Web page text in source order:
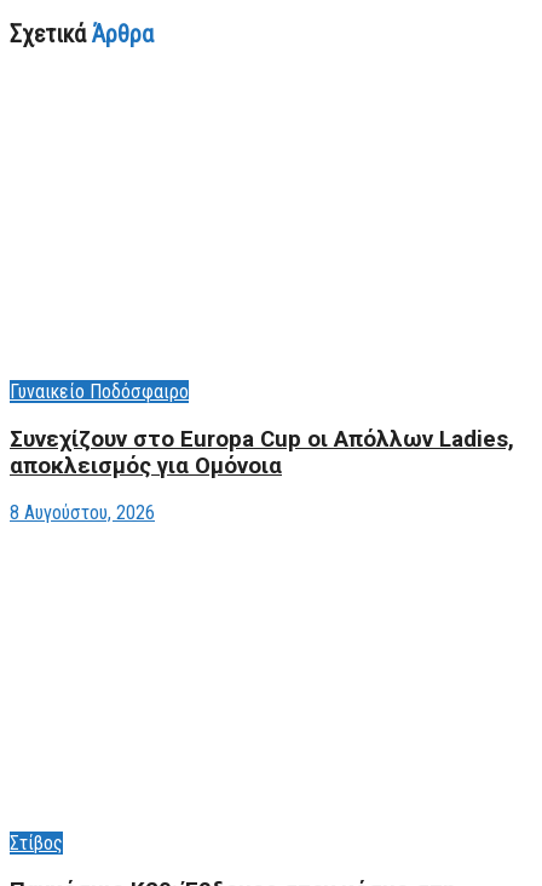
ΣχετικάΆρθρα
Γυναικείο Ποδόσφαιρο
Συνεχίζουν στο Europa Cup οι Aπόλλων Ladies,
αποκλεισμός για Ομόνοια
8 Αυγούστου, 2026
Στίβος